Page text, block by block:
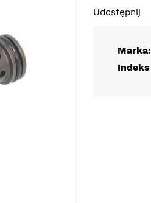
Udostępnij
Marka:
Indeks